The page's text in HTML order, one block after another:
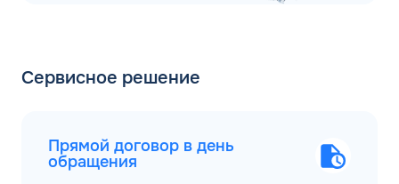
Сервисное решение
Прямой договор в день
обращения